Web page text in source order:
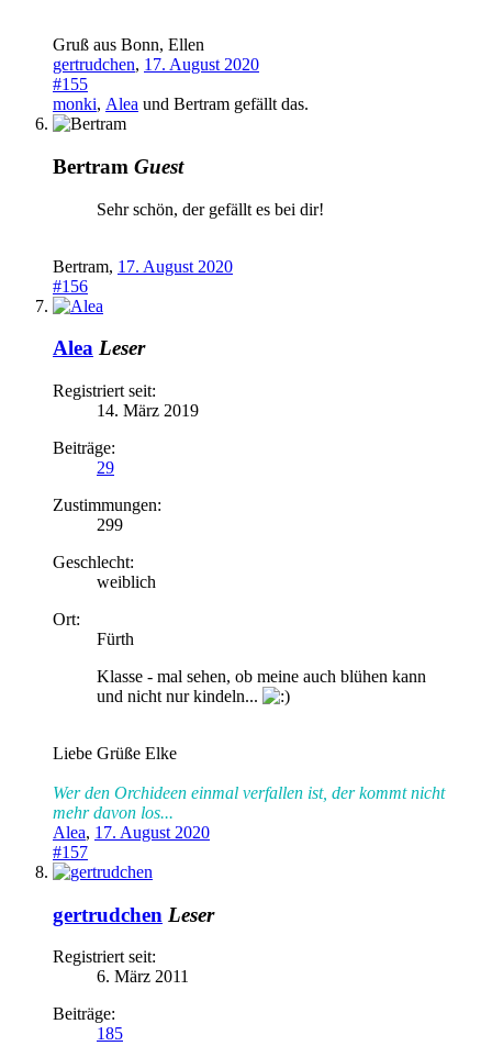
Gruß aus Bonn, Ellen
gertrudchen, 17. August 2020
#155
monki, Alea und Bertram gefällt das.
Bertram Guest
Sehr schön, der gefällt es bei dir!
Bertram, 17. August 2020
#156
Alea Leser
Registriert seit:
14. März 2019
Beiträge:
29
Zustimmungen:
299
Geschlecht:
weiblich
Ort:
Fürth
Klasse - mal sehen, ob meine auch blühen kann
und nicht nur kindeln...
Liebe Grüße Elke
Wer den Orchideen einmal verfallen ist, der kommt nicht
mehr davon los...
Alea, 17. August 2020
#157
gertrudchen Leser
Registriert seit:
6. März 2011
Beiträge:
185